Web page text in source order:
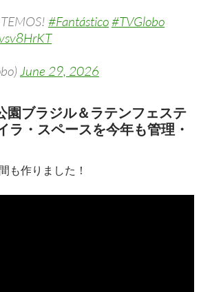
#Fantástico#TVGlobo
June 29, 2026
園ブラジル＆ラテンフェステ
ラ・スペースを今年も管理・
も作りました！